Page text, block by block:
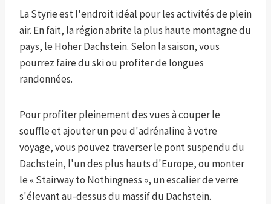
La Styrie est l'endroit idéal pour les activités de plein
air. En fait, la région abrite la plus haute montagne du
pays, le Hoher Dachstein. Selon la saison, vous
pourrez faire du ski ou profiter de longues
randonnées.
Pour profiter pleinement des vues à couper le
souffle et ajouter un peu d'adrénaline à votre
voyage, vous pouvez traverser le pont suspendu du
Dachstein, l'un des plus hauts d'Europe, ou monter
le « Stairway to Nothingness », un escalier de verre
s'élevant au-dessus du massif du Dachstein.